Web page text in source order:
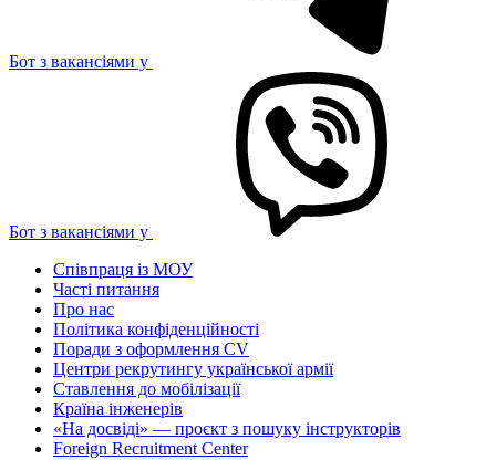
Бот з вакансіями у
Бот з вакансіями у
Співпраця із МОУ
Часті питання
Про нас
Політика конфіденційності
Поради з оформлення CV
Центри рекрутингу української армії
Ставлення до мобілізації
Країна інженерів
«На досвіді» — проєкт з пошуку інструкторів
Foreign Recruitment Center